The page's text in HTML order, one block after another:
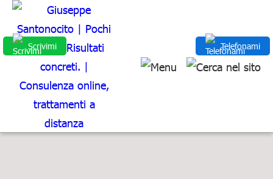
Scrivimi Telefonami